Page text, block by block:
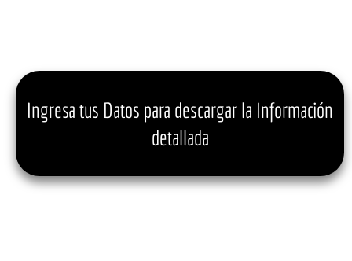
Ingresa tus Datos para descargar la Información
detallada